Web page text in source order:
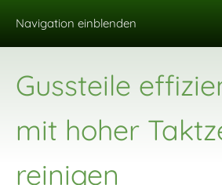
Navigation einblenden
Gussteile
mit hoher
reinigen